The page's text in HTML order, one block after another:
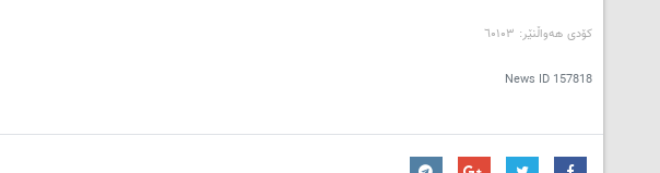
کۆدی هەواڵنێر: ٦۰۱۰۳
News ID 157818